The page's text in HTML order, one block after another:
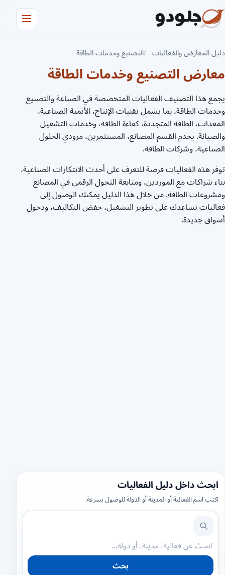
دليل المعارض والفعاليات التصنيع وخدمات الطاقة
معارض التصنيع وخدمات الطاقة
يجمع هذا التصنيف الفعاليات المتخصصة في الصناعة والتصنيع
وخدمات الطاقة، بما يشمل تقنيات الإنتاج، الأتمتة الصناعية،
المعدات، الطاقة المتجددة، كفاءة الطاقة، وخدمات التشغيل
والصيانة. يخدم القسم المصانع، المستثمرين، مزودي الحلول
الصناعية، وشركات الطاقة.
توفر هذه الفعاليات فرصة للتعرف على أحدث الابتكارات الصناعية،
بناء شراكات مع الموردين، ومتابعة التحول الرقمي في المصانع
ومشروعات الطاقة. من خلال هذا الدليل يمكنك الوصول إلى
فعاليات تساعدك على تطوير التشغيل، خفض التكاليف، ودخول
أسواق جديدة.
ابحث داخل دليل الفعاليات
اكتب اسم الفعالية أو المدينة أو الدولة للوصول بسرعة.
بحث